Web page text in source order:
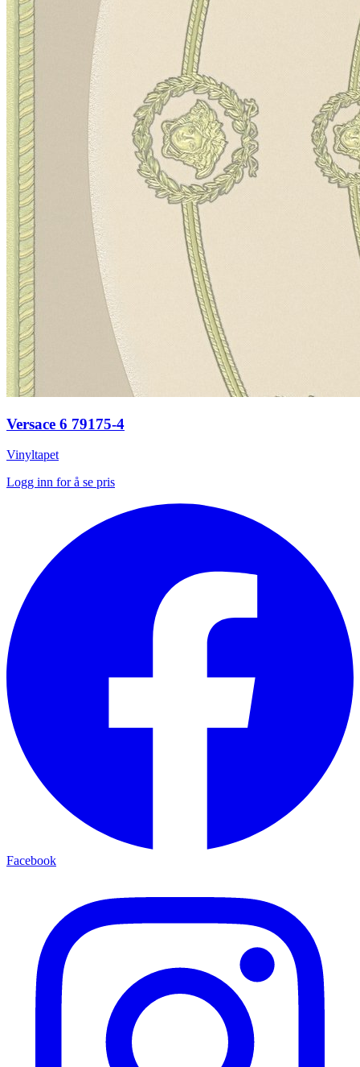
Versace 6 79175-4
Vinyltapet
Logg inn for å se pris
Facebook